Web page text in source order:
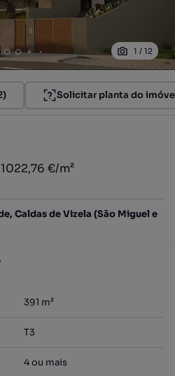
1 / 12
Solicitar planta do
1022,76 €/m²
Caldas de Vizela (São Miguel e
391 m²
T3
4 ou mais